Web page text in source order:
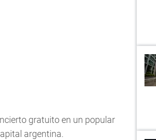
gratuito en un popular
argentina.